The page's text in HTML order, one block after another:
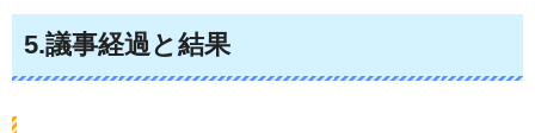
5.議事経過と結果